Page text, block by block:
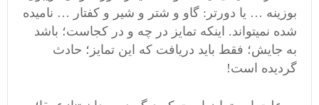
بوزینه … یا دورتر: گاو و شتر و شیر و کفتار … نامیده
شده نمیتواند. اینکه تمایز در چه و در کجاست؛ باشد
به جایش؛ فقط باید دریافت که این تمایز؛ حادث
گردیده است!